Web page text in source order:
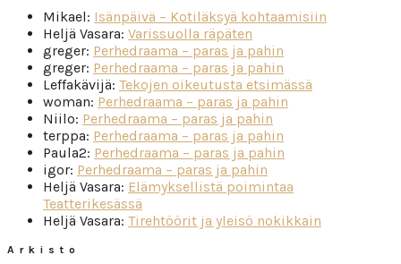
Mikael: Isänpäivä – Kotiläksyä kohtaamisiin
Heljä Vasara: Varissuolla räpäten
greger: Perhedraama – paras ja pahin
greger: Perhedraama – paras ja pahin
Leffakävijä: Tekojen oikeutusta etsimässä
woman: Perhedraama – paras ja pahin
Niilo: Perhedraama – paras ja pahin
terppa: Perhedraama – paras ja pahin
Paula2: Perhedraama – paras ja pahin
igor: Perhedraama – paras ja pahin
Heljä Vasara: Elämyksellistä poimintaa
Teatterikesässä
Heljä Vasara: Tirehtöörit ja yleisö nokikkain
Arkisto